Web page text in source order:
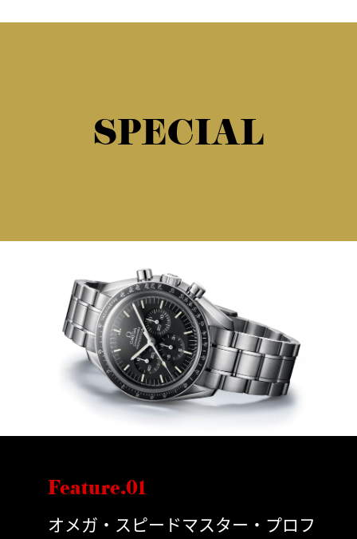
SPECIAL
Feature.01
オメガ・スピードマスター・プロフ